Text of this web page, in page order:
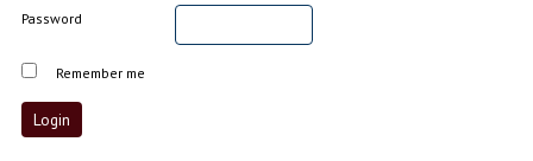
Password
Remember me